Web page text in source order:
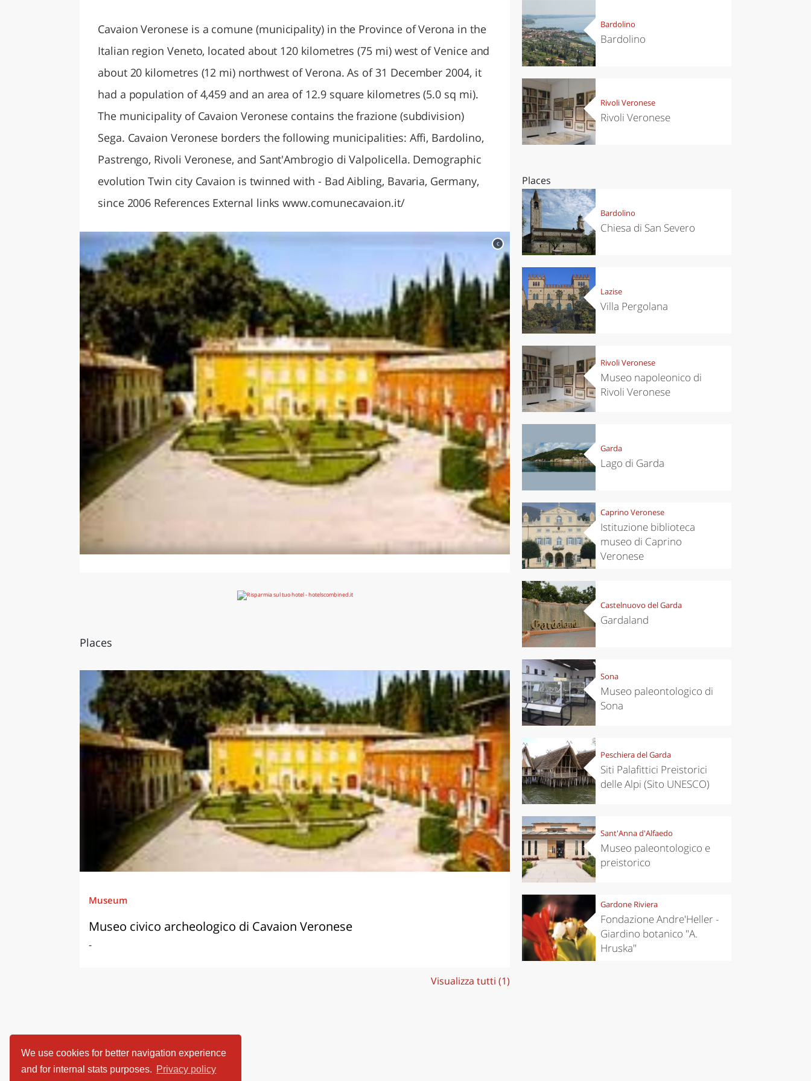
We use cookies for better navigation experience
and for internal stats purposes. Privacy policy
Cavaion Veronese is a comune (municipality) in the Province of Verona in the
Italian region Veneto, located about 120 kilometres (75 mi) west of Venice and
about 20 kilometres (12 mi) northwest of Verona. As of 31 December 2004, it
had a population of 4,459 and an area of 12.9 square kilometres (5.0 sq mi).
The municipality of Cavaion Veronese contains the frazione (subdivision)
Sega. Cavaion Veronese borders the following municipalities: Affi, Bardolino,
Pastrengo, Rivoli Veronese, and Sant'Ambrogio di Valpolicella. Demographic
evolution Twin city Cavaion is twinned with - Bad Aibling, Bavaria, Germany,
since 2006 References External links www.comunecavaion.it/
c
Places
Museum
Museo civico archeologico di Cavaion Veronese
-
Visualizza tutti (1)
Bardolino
Bardolino
Rivoli Veronese
Rivoli Veronese
Places
Bardolino
Chiesa di San Severo
Lazise
Villa Pergolana
Rivoli Veronese
Museo napoleonico di
Rivoli Veronese
Garda
Lago di Garda
Caprino Veronese
Istituzione biblioteca
museo di Caprino
Veronese
Castelnuovo del Garda
Gardaland
Sona
Museo paleontologico di
Sona
Peschiera del Garda
Siti Palafittici Preistorici
delle Alpi (Sito UNESCO)
Sant'Anna d'Alfaedo
Museo paleontologico e
preistorico
Gardone Riviera
Fondazione Andre'Heller -
Giardino botanico "A.
Hruska"